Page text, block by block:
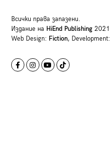
Всички права запазени.
Издание на HiEnd Publishing2021
Web Design: Fiction, Development: